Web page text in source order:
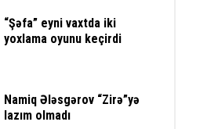
“Şəfa” eyni vaxtda iki
yoxlama oyunu keçirdi
Namiq Ələsgərov “Zirə”yə
lazım olmadı